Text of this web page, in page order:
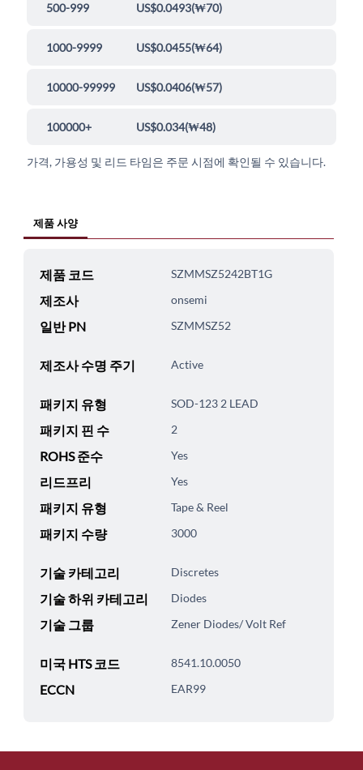
500-999 US$0.0493(₩70)
1000-9999 US$0.0455(₩64)
10000-99999 US$0.0406(₩57)
100000+ US$0.034(₩48)
가격, 가용성 및 리드 타임은 주문 시점에 확인될 수 있습니다.
제품 사양
제품 코드 SZMMSZ5242BT1G
제조사 onsemi
일반 PN SZMMSZ52
제조사 수명 주기 Active
패키지 유형 SOD-123 2 LEAD
패키지 핀 수 2
ROHS 준수 Yes
리드프리 Yes
패키지 유형 Tape & Reel
패키지 수량 3000
기술 카테고리 Discretes
기술 하위 카테고리 Diodes
기술 그룹 Zener Diodes/ Volt Ref
미국 HTS 코드 8541.10.0050
ECCN EAR99